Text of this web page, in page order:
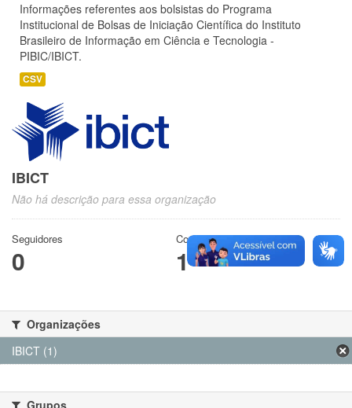
Informações referentes aos bolsistas do Programa
Institucional de Bolsas de Iniciação Científica do Instituto
Brasileiro de Informação em Ciência e Tecnologia -
PIBIC/IBICT.
CSV
IBICT
Não há descrição para essa organização
Seguidores
0
Conjuntos de dados
1
Organizações
IBICT (1)